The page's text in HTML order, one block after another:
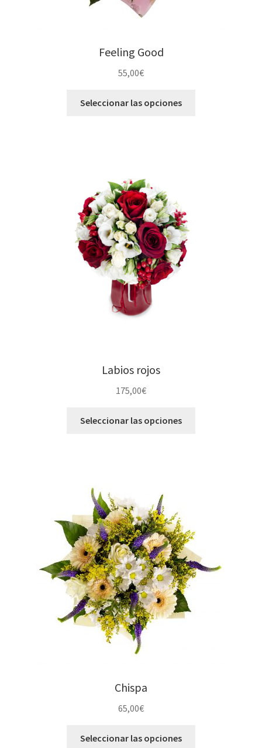
Feeling Good
55,00€
Seleccionar las opciones
Labios rojos
175,00€
Seleccionar las opciones
Chispa
65,00€
Seleccionar las opciones